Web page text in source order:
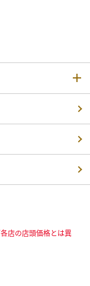
店の店頭価格とは異